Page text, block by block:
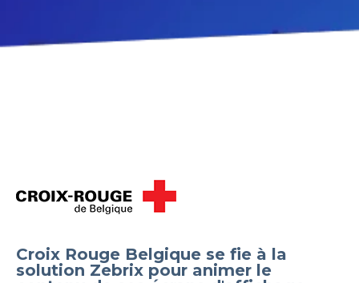
Croix Rouge Belgique se fie à la
solution Zebrix pour animer le